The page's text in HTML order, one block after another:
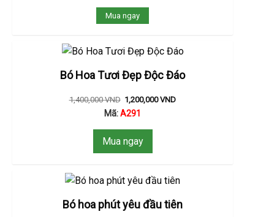
Mua ngay
Bó Hoa Tươi Đẹp Độc Đáo
1,400,000VND 1,200,000VND
Mã:A291
Mua ngay
Bó hoa phút yêu đầu tiên